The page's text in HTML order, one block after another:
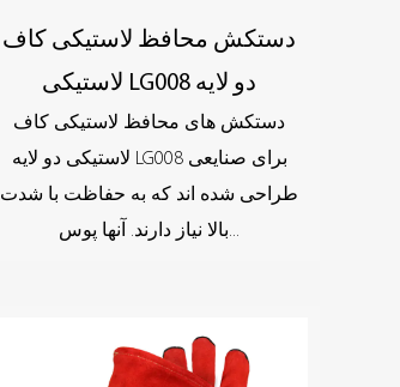
دستکش محافظ لاستیکی کاف
لاستیکی LG008 دو لایه
دستکش های محافظ لاستیکی کاف
لاستیکی دو لایه LG008 برای صنایعی
طراحی شده اند که به حفاظت با شدت
بالا نیاز دارند. آنها پوس...